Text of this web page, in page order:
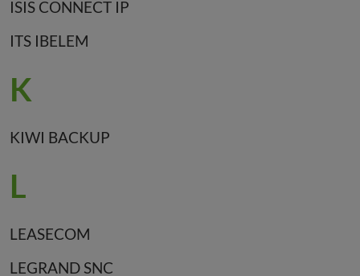
ISIS CONNECT IP
ITS IBELEM
K
KIWI BACKUP
L
LEASECOM
LEGRAND SNC